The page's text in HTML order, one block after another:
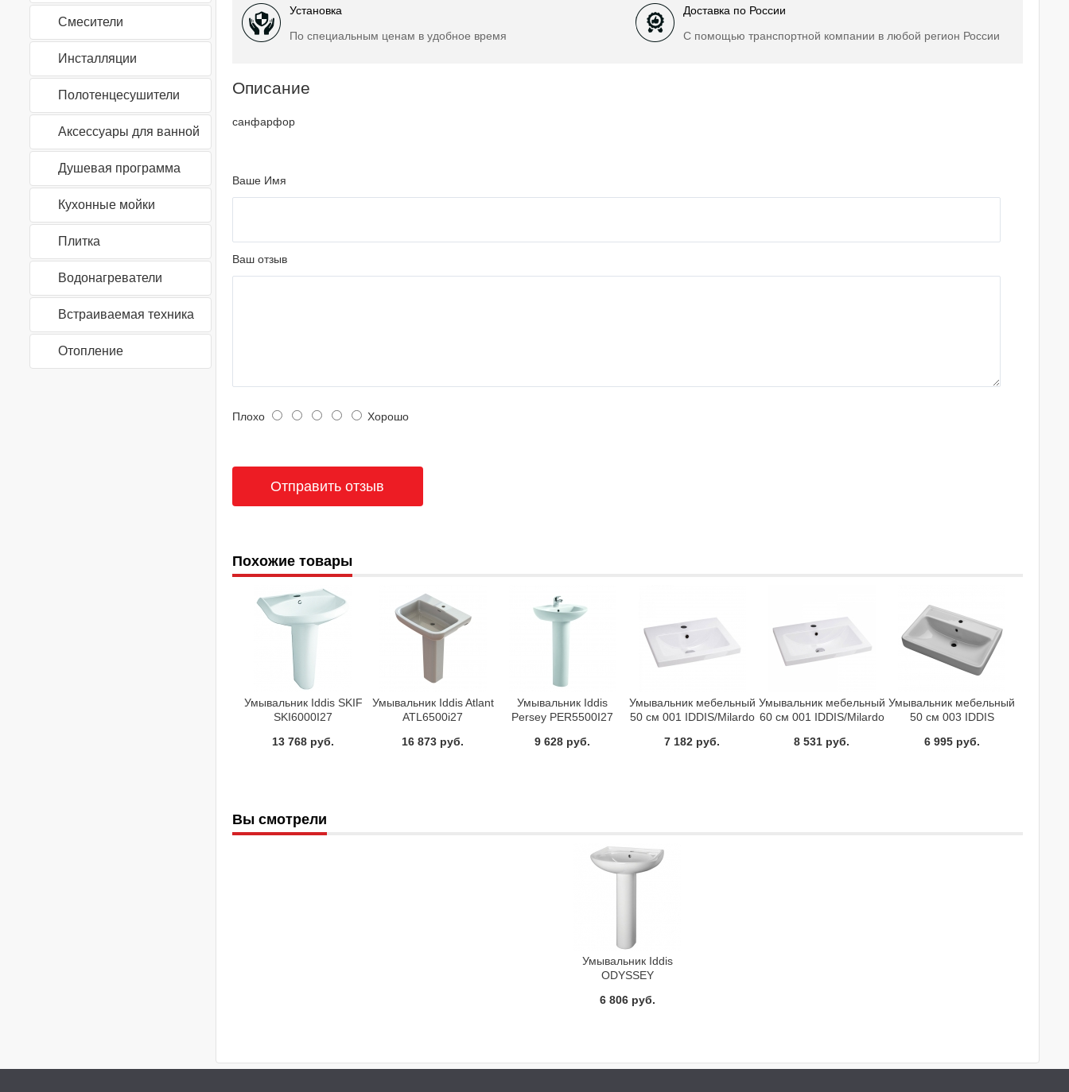
Смесители
Инсталляции
Полотенцесушители
Аксессуары для ванной
Душевая программа
Кухонные мойки
Плитка
Водонагреватели
Встраиваемая техника
Отопление
Установка
По специальным ценам в удобное время
Доставка по России
С помощью транспортной компании в любой регион России
Описание
санфарфор
Ваше Имя
Ваш отзыв
Плохо Хорошо
Похожие товары
Умывальник Iddis SKIF
SKI6000I27
13 768 руб.
Умывальник Iddis Atlant
ATL6500i27
16 873 руб.
Умывальник Iddis
Persey PER5500I27
9 628 руб.
Умывальник мебельный
50 см 001 IDDIS/Milardo
7 182 руб.
Умывальник мебельный
60 см 001 IDDIS/Milardo
8 531 руб.
Умывальник мебельный
50 cм 003 IDDIS
6 995 руб.
Вы смотрели
Умывальник Iddis
ODYSSEY
6 806 руб.